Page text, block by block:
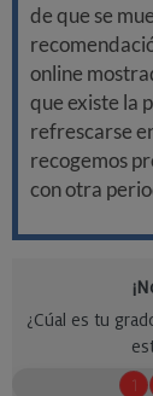
de que se
online
que existe la
refrescarse
recogemos
con otra